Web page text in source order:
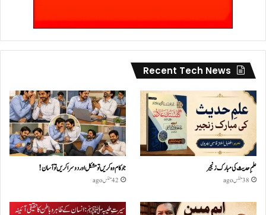
Recent Tech News
علمِ حدیث کی مبارک زنجیر
38 منٹس ago
جو کام وہ کریں تو مشکل اور دوسرا کریں تو آسان !
42 منٹس ago